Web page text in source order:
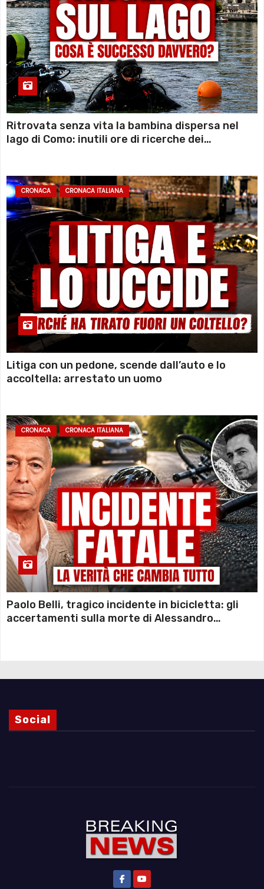
Ritrovata senza vita la bambina dispersa nel
lago di Como: inutili ore di ricerche dei
CRONACA CRONACA ITALIANA
Litiga con un pedone, scende dall’auto e lo
accoltella: arrestato un uomo
CRONACA CRONACA ITALIANA
Paolo Belli, tragico incidente in bicicletta: gli
accertamenti sulla morte di Alessandro
Social